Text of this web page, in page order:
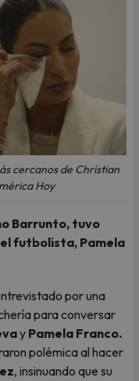
cercanos de Christian
Hoy
Barrunto, tuvo
futbolista, Pamela
por una
para conversar
y Pamela Franco.
polémica al hacer
, insinuando que su